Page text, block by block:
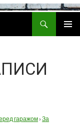
гаражом › За